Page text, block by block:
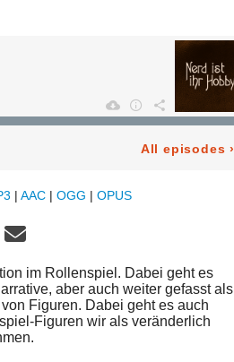
All episodes ›
| AAC | OGG | OPUS
im Rollenspiel. Dabei geht es
aber auch weiter gefasst als
Figuren. Dabei geht es auch
Figuren wir als veränderlich